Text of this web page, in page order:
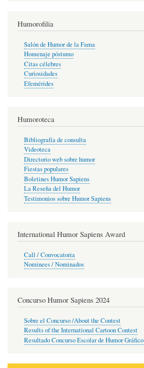
Humorofilia
Salón de Humor de la Fama
Homenaje póstumo
Citas célebres
Curiosidades
Efemérides
Humoroteca
Bibliografía de consulta
Videoteca
Directorio web sobre humor
Fiestas populares
Boletines Humor Sapiens
La Reseña del Humor
Testimonios sobre Humor Sapiens
International Humor Sapiens Award
Call / Convocatoria
Nominees / Nominados
Concurso Humor Sapiens 2024
Sobre el Concurso /About the Contest
Results of the International Cartoon Contest
Resultado Concurso Escolar de Humor Gráfico